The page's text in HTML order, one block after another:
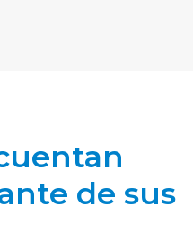
de sus